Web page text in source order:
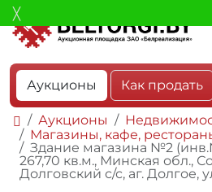
Аукционы Как продать
Аукционы
Магазины, кафе,
Здание магазина №2
267,70 кв.м., Минская обл.,
Долговский с/с, аг. Долгое,